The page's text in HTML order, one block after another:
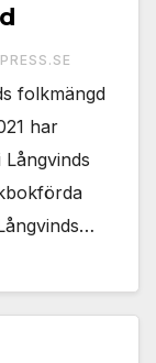
folkmängd
har